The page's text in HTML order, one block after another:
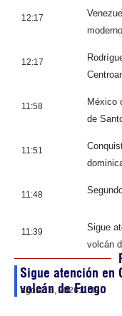
12:17
12:17
11:58
México
de
11:51
11:48
11:39
Sigue
volcán
Sigue atención en
volcán de Fuego
agosto 8, 202611:39